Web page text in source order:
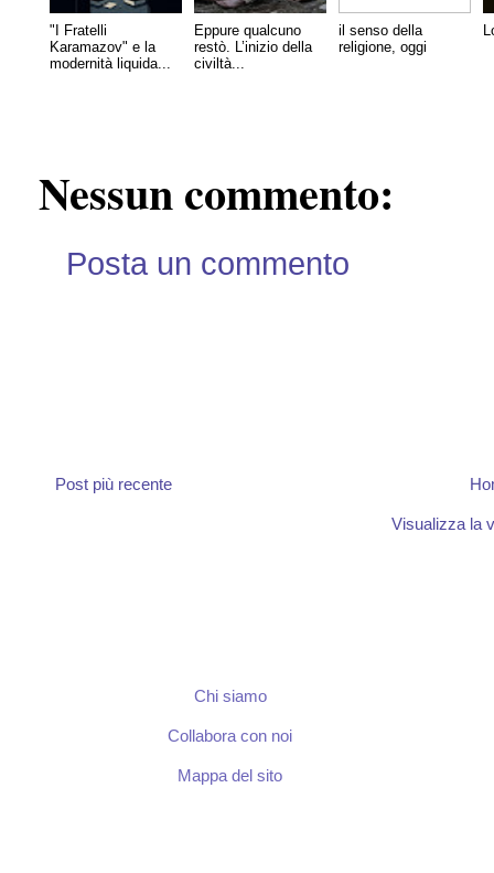
"I Fratelli
Karamazov" e la
modernità liquida...
Eppure qualcuno
restò. L’inizio della
civiltà...
il senso della
religione, oggi
Nessun commento:
Posta un commento
Post più recente
Visualizza la
Chi siamo
Collabora con noi
Mappa del sito